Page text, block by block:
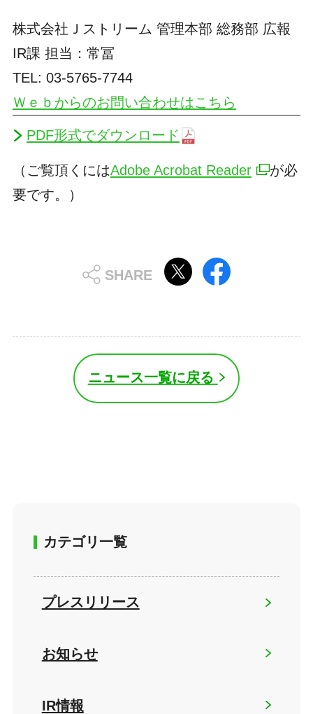
株式会社Ｊストリーム 管理本部 総務部 広報
IR課 担当：常冨
TEL: 03-5765-7744
Ｗｅｂからのお問い合わせはこちら
PDF形式でダウンロード
（ご覧頂くにはAdobe Acrobat Reader
が必
要です。）
ニュース一覧に戻る
カテゴリ一覧
プレスリリース
お知らせ
IR情報